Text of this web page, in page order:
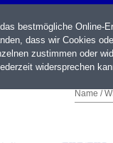
Name /
bestmögliche
dass wir Cookies
zustimmen oder
widersprechen